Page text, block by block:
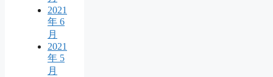
2021
年 6
月
2021
年 5
月